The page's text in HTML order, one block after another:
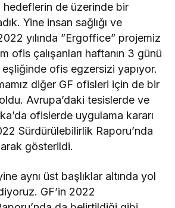
hedeflerin de üzerinde bir
Yine insan sağlığı ve
yılında ”Ergoffice” projemiz
ofis çalışanları haftanın 3 günü
ofis egzersizi yapıyor.
diğer GF ofisleri için de bir
Avrupa’daki tesislerde ve
ofislerde uygulama kararı
Sürdürülebilirlik Raporu’nda
gösterildi.
aynı üst başlıklar altında yol
GF’in 2022